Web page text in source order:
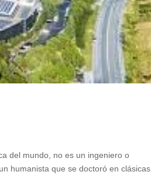
del mundo, no es un ingeniero o
humanista que se doctoró en